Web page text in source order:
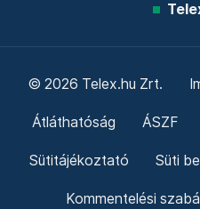
© 2026 Telex.hu Zrt.
Átláthatóság ÁSZF
Sütitájékoztató Süti
Kommentelési